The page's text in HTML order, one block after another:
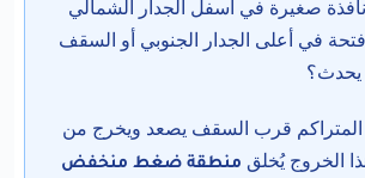
صغيرة في أسفل الجدار الشمالي
فتحة في أعلى الجدار الجنوبي أو السقف
يحدث؟
المتراكم قرب السقف يصعد ويخرج من
الخروج يُخلق منطقة ضغط منخفض